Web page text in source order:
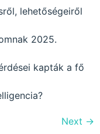
lehetőségeiről
2025.
kapták a fő
Next →